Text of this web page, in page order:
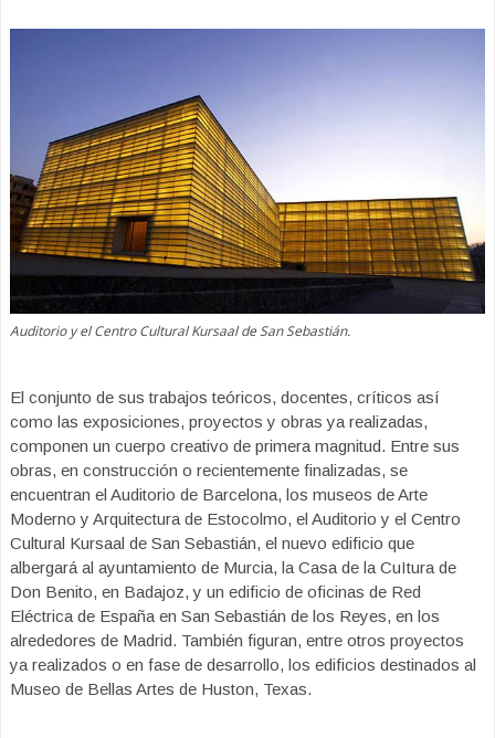
Auditorio y el Centro Cultural Kursaal de San Sebastián.
El conjunto de sus trabajos teóricos, docentes, críticos así
como las exposiciones, proyectos y obras ya realizadas,
componen un cuerpo creativo de primera magnitud. Entre sus
obras, en construcción o recientemente finalizadas, se
encuentran el Auditorio de Barcelona, los museos de Arte
Moderno y Arquitectura de Estocolmo, el Auditorio y el Centro
Cultural Kursaal de San Sebastián, el nuevo edificio que
albergará al ayuntamiento de Murcia, la Casa de la CuItura de
Don Benito, en Badajoz, y un edificio de oficinas de Red
Eléctrica de España en San Sebastián de los Reyes, en los
alrededores de Madrid. También figuran, entre otros proyectos
ya realizados o en fase de desarrollo, los edificios destinados al
Museo de Bellas Artes de Huston, Texas.